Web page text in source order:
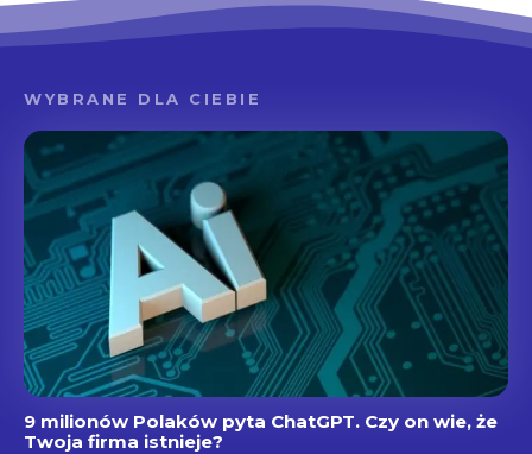
WYBRANE DLA CIEBIE
9 milionów Polaków pyta ChatGPT. Czy on wie, że
Twoja firma istnieje?